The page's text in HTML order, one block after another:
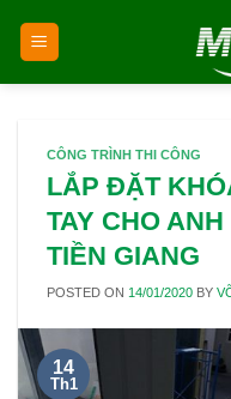
CÔNG TRÌNH THI CÔNG
LẮP ĐẶT
TAY CHO
TIỀN GIANG
POSTED ON 14/01/2020 BY
14
Th1